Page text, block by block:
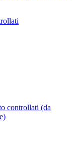
controllati (da